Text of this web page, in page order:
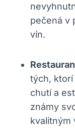
pečená v
vín.
tých, ktorí
chutí a
známy
kvalitným